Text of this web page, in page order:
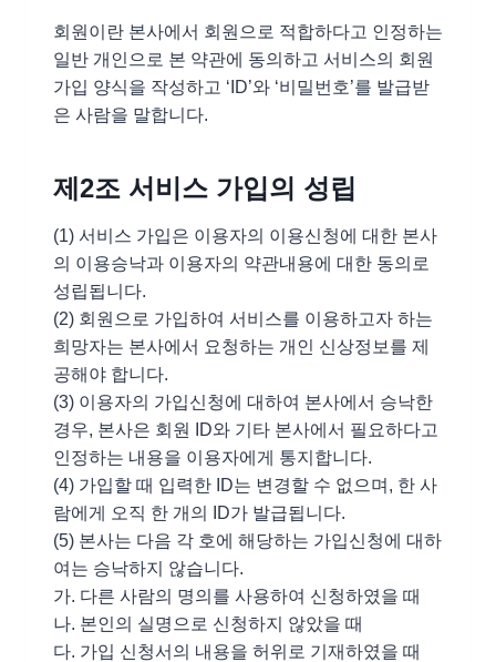
회원이란 본사에서 회원으로 적합하다고 인정하는
일반 개인으로 본 약관에 동의하고 서비스의 회원
가입 양식을 작성하고 ‘ID’와 ‘비밀번호’를 발급받
은 사람을 말합니다.
제2조 서비스 가입의 성립
(1) 서비스 가입은 이용자의 이용신청에 대한 본사
의 이용승낙과 이용자의 약관내용에 대한 동의로
성립됩니다.
(2) 회원으로 가입하여 서비스를 이용하고자 하는
희망자는 본사에서 요청하는 개인 신상정보를 제
공해야 합니다.
(3) 이용자의 가입신청에 대하여 본사에서 승낙한
경우, 본사은 회원 ID와 기타 본사에서 필요하다고
인정하는 내용을 이용자에게 통지합니다.
(4) 가입할 때 입력한 ID는 변경할 수 없으며, 한 사
람에게 오직 한 개의 ID가 발급됩니다.
(5) 본사는 다음 각 호에 해당하는 가입신청에 대하
여는 승낙하지 않습니다.
가. 다른 사람의 명의를 사용하여 신청하였을 때
나. 본인의 실명으로 신청하지 않았을 때
다. 가입 신청서의 내용을 허위로 기재하였을 때